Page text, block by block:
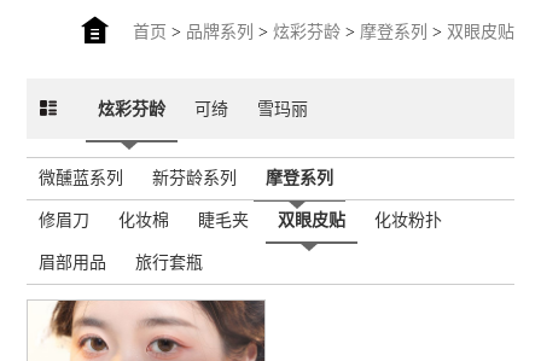
首页 > 品牌系列 > 炫彩芬龄> 摩登系列 > 双眼皮贴
炫彩芬龄 可绮 雪玛丽
微醺蓝系列 新芬龄系列 摩登系列
修眉刀 化妆棉 睫毛夹 双眼皮贴 化妆粉扑
眉部用品 旅行套瓶